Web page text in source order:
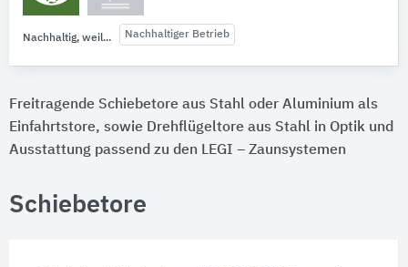
Nachhaltig, weil... Nachhaltiger Betrieb
Freitragende Schiebetore aus Stahl oder Aluminium als
Einfahrtstore, sowie Drehflügeltore aus Stahl in Optik und
Ausstattung passend zu den LEGI – Zaunsystemen
Schiebetore